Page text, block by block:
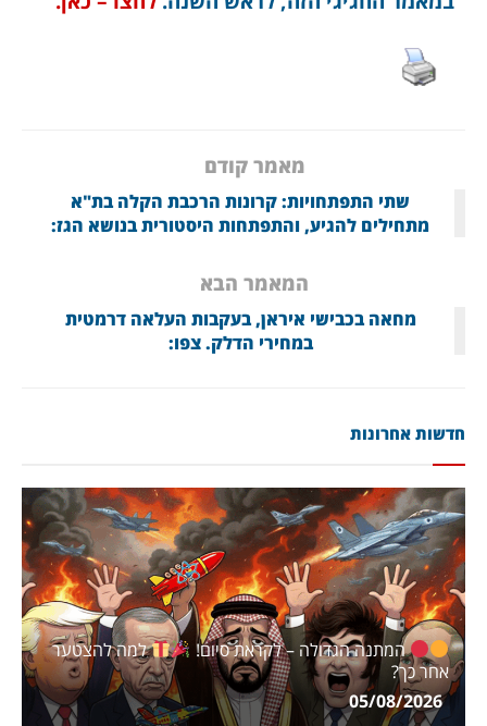
מאמר קודם
שתי התפתחויות: קרונות הרכבת הקלה בת"א
מתחילים להגיע, והתפתחות היסטורית בנושא הגז:
המאמר הבא
מחאה בכבישי איראן, בעקבות העלאה דרמטית
במחירי הדלק. צפו:
חדשות אחרונות
המתנה הגדולה – לקראת סיום!
למה להצטער
אחר כך?
05/08/2026